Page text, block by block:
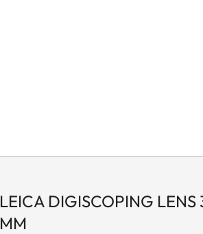
LEICA DIGISCOPING LENS
MM